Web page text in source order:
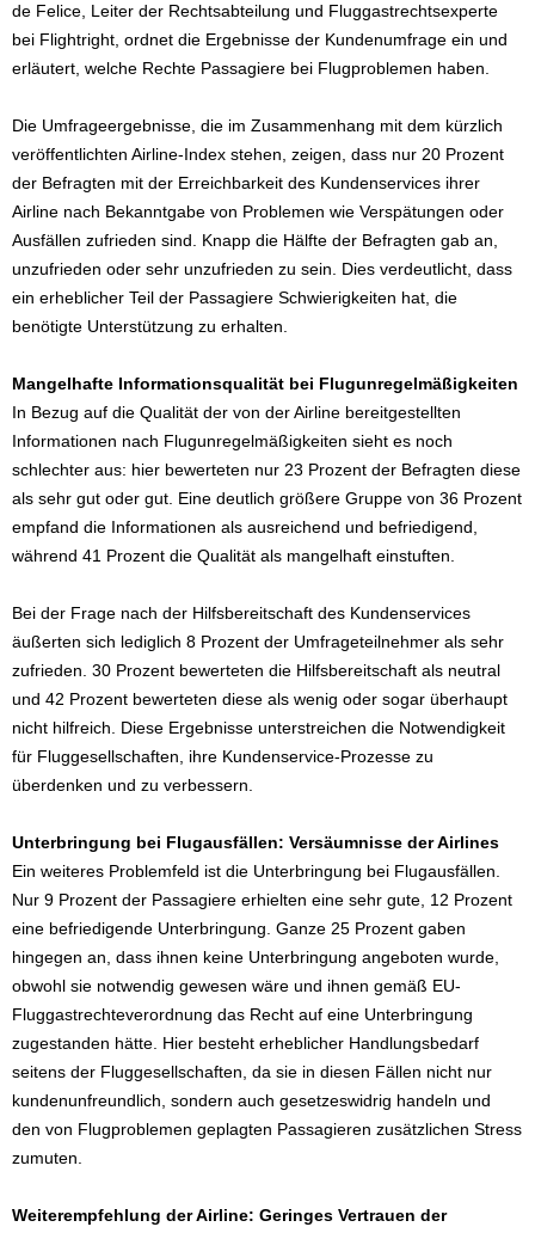
de Felice, Leiter der Rechtsabteilung und Fluggastrechtsexperte
bei Flightright, ordnet die Ergebnisse der Kundenumfrage ein und
erläutert, welche Rechte Passagiere bei Flugproblemen haben.
Die Umfrageergebnisse, die im Zusammenhang mit dem kürzlich
veröffentlichten Airline-Index stehen, zeigen, dass nur 20 Prozent
der Befragten mit der Erreichbarkeit des Kundenservices ihrer
Airline nach Bekanntgabe von Problemen wie Verspätungen oder
Ausfällen zufrieden sind. Knapp die Hälfte der Befragten gab an,
unzufrieden oder sehr unzufrieden zu sein. Dies verdeutlicht, dass
ein erheblicher Teil der Passagiere Schwierigkeiten hat, die
benötigte Unterstützung zu erhalten.
Mangelhafte Informationsqualität bei Flugunregelmäßigkeiten
In Bezug auf die Qualität der von der Airline bereitgestellten
Informationen nach Flugunregelmäßigkeiten sieht es noch
schlechter aus: hier bewerteten nur 23 Prozent der Befragten diese
als sehr gut oder gut. Eine deutlich größere Gruppe von 36 Prozent
empfand die Informationen als ausreichend und befriedigend,
während 41 Prozent die Qualität als mangelhaft einstuften.
Bei der Frage nach der Hilfsbereitschaft des Kundenservices
äußerten sich lediglich 8 Prozent der Umfrageteilnehmer als sehr
zufrieden. 30 Prozent bewerteten die Hilfsbereitschaft als neutral
und 42 Prozent bewerteten diese als wenig oder sogar überhaupt
nicht hilfreich. Diese Ergebnisse unterstreichen die Notwendigkeit
für Fluggesellschaften, ihre Kundenservice-Prozesse zu
überdenken und zu verbessern.
Unterbringung bei Flugausfällen: Versäumnisse der Airlines
Ein weiteres Problemfeld ist die Unterbringung bei Flugausfällen.
Nur 9 Prozent der Passagiere erhielten eine sehr gute, 12 Prozent
eine befriedigende Unterbringung. Ganze 25 Prozent gaben
hingegen an, dass ihnen keine Unterbringung angeboten wurde,
obwohl sie notwendig gewesen wäre und ihnen gemäß EU-
Fluggastrechteverordnung das Recht auf eine Unterbringung
zugestanden hätte. Hier besteht erheblicher Handlungsbedarf
seitens der Fluggesellschaften, da sie in diesen Fällen nicht nur
kundenunfreundlich, sondern auch gesetzeswidrig handeln und
den von Flugproblemen geplagten Passagieren zusätzlichen Stress
zumuten.
Weiterempfehlung der Airline: Geringes Vertrauen der